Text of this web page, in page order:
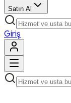
Satın Al
Giriş